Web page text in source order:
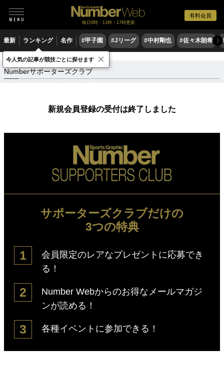
有料会員
毎日6時・11時・17時更新
最新 ランキング 名作 #甲子園 #Jリーグ #中村剛也 #佐々木朗希 〉
Numberサポーターズクラブ
Numberサポーターズクラブ
新規会員登録の受付は終了しました
サポーターズクラブだけの
3つの特典
1
会員限定のレアなプレゼントに応募でき
る！
2
Number Webからのお得なメールマガジ
ンが読める！
3 各種イベントに参加できる！
今人気の記事が競技ごとに探せます ×